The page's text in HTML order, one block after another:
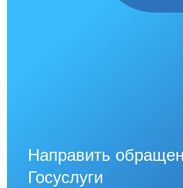
Направить
Госуслуги